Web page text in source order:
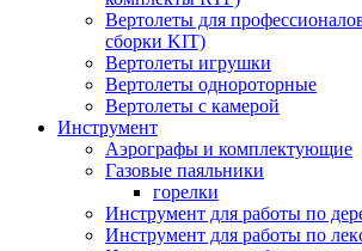
Вертолеты для
сборки KIT)
Вертолеты игрушки
Вертолеты однороторные
Вертолеты с камерой
Инструмент
Аэрографы и комплектующие
Газовые паяльники
горелки
Инструмент для работы по
Инструмент для работы по